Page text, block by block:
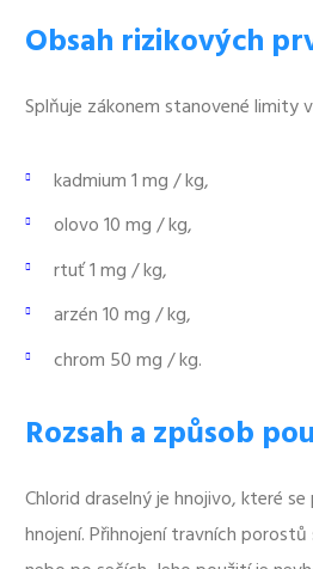
Obsah rizikových
Splňuje zákonem stanovené limity
kadmium 1 mg / kg,
olovo 10 mg / kg,
rtuť 1 mg / kg,
arzén 10 mg / kg,
chrom 50 mg / kg.
Rozsah a způsob
Chlorid draselný je hnojivo, které
hnojení. Přihnojení travních